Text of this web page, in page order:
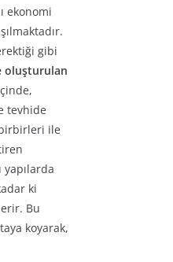
ekonomi
gibi
oluşturulan
tevhide
ile
ki
Bu
koyarak,